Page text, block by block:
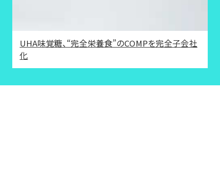
UHA味覚糖、“完全栄養食”のCOMPを完全子会社
化